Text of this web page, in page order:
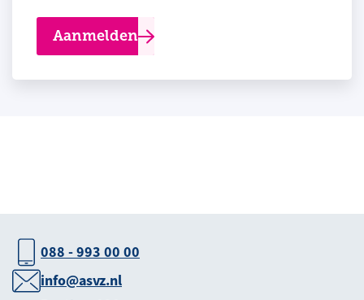
Aanmelden
088 - 993 00 00
info@asvz.nl